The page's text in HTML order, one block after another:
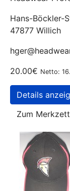
Hans-Böckler-
47877 Willich
20.00€ Netto:
Details
Zum